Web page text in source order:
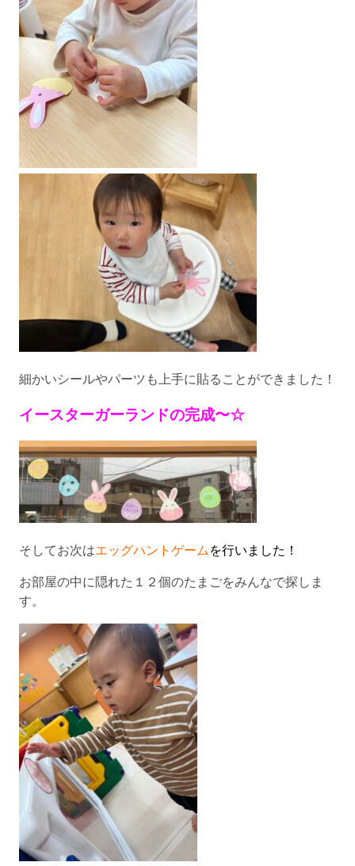
細かいシールやパーツも上手に貼ることができました！
イースターガーランドの完成〜☆
そしてお次はエッグハントゲームを行いました！
お部屋の中に隠れた１２個のたまごをみんなで探しま
す。